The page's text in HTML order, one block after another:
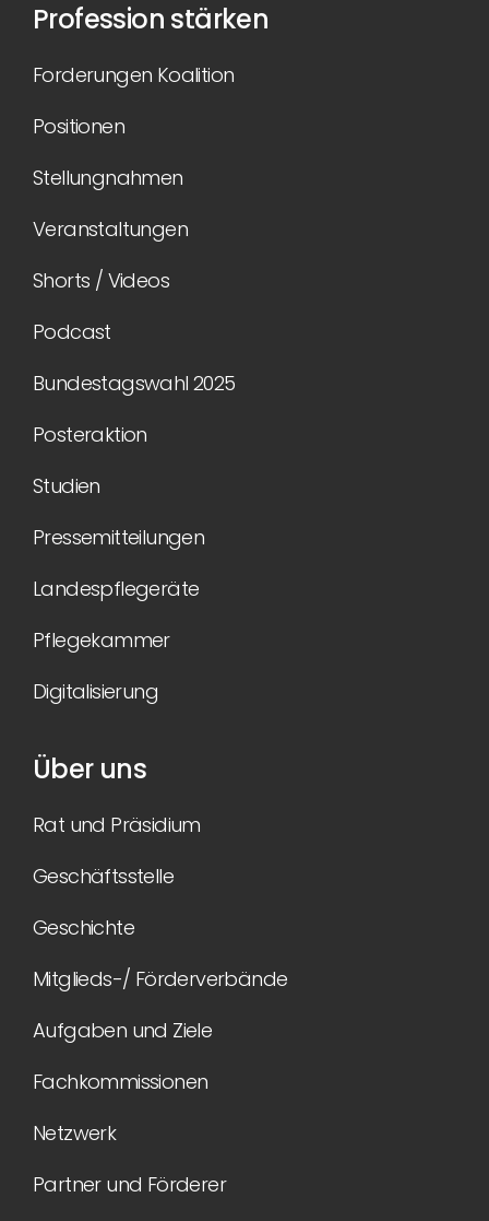
Profession stärken
Forderungen Koalition
Positionen
Stellungnahmen
Veranstaltungen
Shorts / Videos
Podcast
Bundestagswahl 2025
Posteraktion
Studien
Pressemitteilungen
Landespflegeräte
Pflegekammer
Digitalisierung
Über uns
Rat und Präsidium
Geschäftsstelle
Geschichte
Mitglieds-/ Förderverbände
Aufgaben und Ziele
Fachkommissionen
Netzwerk
Partner und Förderer